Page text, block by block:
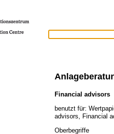
Financial advisors
benutzt für:
advisors
Financial
Oberbegriffe